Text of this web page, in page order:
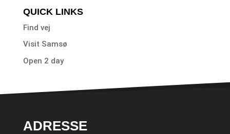
QUICK LINKS
Find vej
Visit Samsø
Open 2 day
ADRESSE